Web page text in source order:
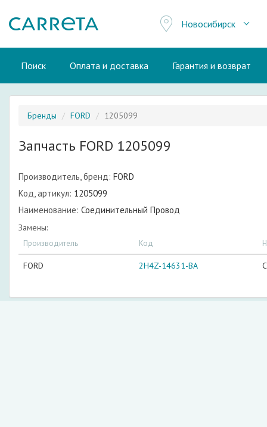
Новосибирск
Поиск Оплата и доставка Гарантия и возврат
Бренды FORD 1205099
Запчасть FORD 1205099
Производитель, бренд: FORD
Код, артикул: 1205099
Наименование: Соединительный Провод
Замены:
Производитель Код
FORD 2H4Z-14631-BA